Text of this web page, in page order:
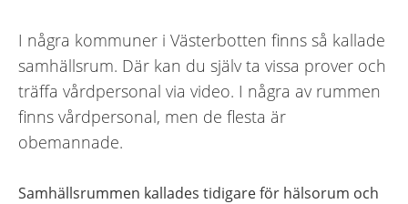
I några kommuner i Västerbotten finns så kallade
samhällsrum. Där kan du själv ta vissa prover och
träffa vårdpersonal via video. I några av rummen
finns vårdpersonal, men de flesta är
obemannade.
Samhällsrummen kallades tidigare för hälsorum och